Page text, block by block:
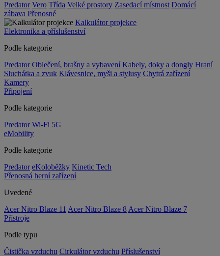
Predator Vero Třída Velké prostory Zasedací místnost Domácí
zábava Přenosné
Kalkulátor projekce
Elektronika a příslušenství
Podle kategorie
Predator Oblečení, brašny a vybavení Kabely, doky a dongly Hraní
Sluchátka a zvuk Klávesnice, myši a stylusy Chytrá zařízení
Kamery
Připojení
Podle kategorie
Predator Wi-Fi 5G
eMobility
Podle kategorie
Predator eKoloběžky Kinetic Tech
Přenosná herní zařízení
Uvedené
Acer Nitro Blaze 11 Acer Nitro Blaze 8 Acer Nitro Blaze 7
Přístroje
Podle typu
Čistička vzduchu Cirkulátor vzduchu Příslušenství